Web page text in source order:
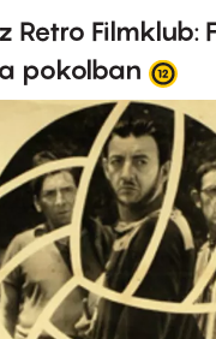
Retro Filmklub:
pokolban